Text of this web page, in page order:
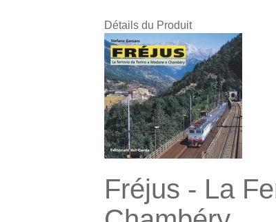
Détails du Produit
Fréjus - La